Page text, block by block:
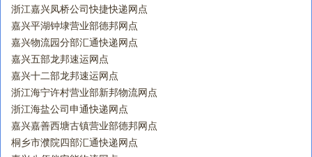
浙江嘉兴凤桥公司快捷快递网点
嘉兴平湖钟埭营业部德邦网点
嘉兴物流园分部汇通快递网点
嘉兴五部龙邦速运网点
嘉兴十二部龙邦速运网点
浙江海宁许村营业部新邦物流网点
浙江海盐公司申通快递网点
嘉兴嘉善西塘古镇营业部德邦网点
桐乡市濮院四部汇通快递网点